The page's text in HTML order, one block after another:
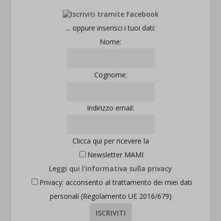
... oppure inserisci i tuoi dati:
Nome:
Cognome:
Indirizzo email:
Clicca qui per ricevere la
Newsletter MAMI
Leggi qui l'informativa sulla privacy
Privacy: acconsento al trattamento dei miei dati
personali (Regolamento UE 2016/679)
jetpackState[message]
Mostra dettagli